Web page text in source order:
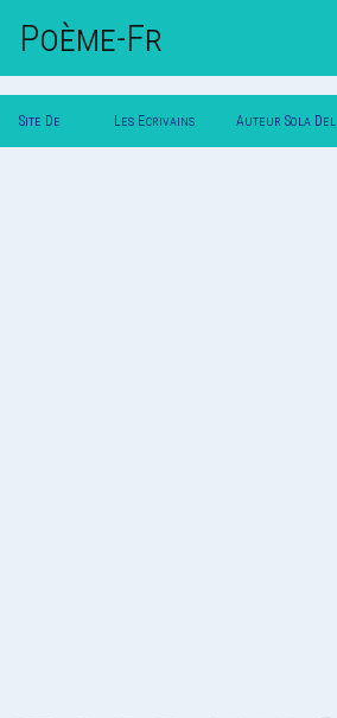
Poème-Fr
Site De Les Ecrivains Auteur Sola Del